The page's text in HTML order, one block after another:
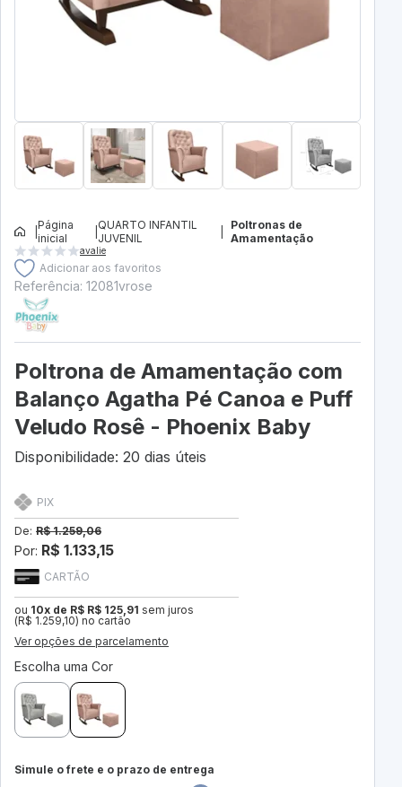
Página
inicial
QUARTO INFANTIL
JUVENIL
Poltronas de
Amamentação
avalie
Adicionar aos favoritos
Referência: 12081vrose
Poltrona de Amamentação com
Balanço Agatha Pé Canoa e Puff
Veludo Rosê - Phoenix Baby
Disponibilidade: 20 dias úteis
CARTÃO
ou 10x de R$ R$ 125,91 sem juros
(R$ 1.259,10) no cartão
Ver opções de parcelamento
PIX
De: R$ 1.259,06
Por: R$ 1.133,15
Escolha uma Cor
Simule o frete e o prazo de entrega